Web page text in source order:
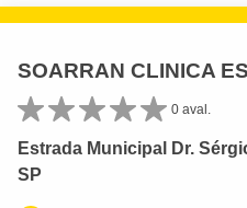
SOARRAN CLINICA
0 aval.
Estrada Municipal Dr.
SP